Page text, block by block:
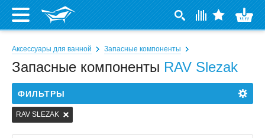
Аксессуары для ванной Запасные компоненты
Запасные компоненты RAV Slezak
ФИЛЬТРЫ
RAV SLEZAK